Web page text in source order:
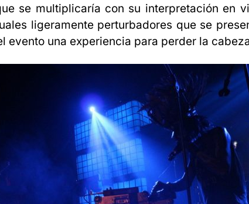
se multiplicaría con su interpretación en
ligeramente perturbadores que se
evento una experiencia para perder la